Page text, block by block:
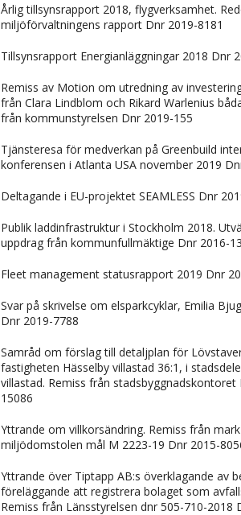
Årlig tillsynsrapport 2018, flygverksamhet.
miljöförvaltningens rapport Dnr 2019-8181
Tillsynsrapport Energianläggningar 2018 Dnr
Remiss av Motion om utredning av
från Clara Lindblom och Rikard Warlenius
från kommunstyrelsen Dnr 2019-155
Tjänsteresa för medverkan på Greenbuild
konferensen i Atlanta USA november 2019
Deltagande i EU-projektet SEAMLESS Dnr
Publik laddinfrastruktur i Stockholm 2018.
uppdrag från kommunfullmäktige Dnr 2016-
Fleet management statusrapport 2019 Dnr
Svar på skrivelse om elsparkcyklar, Emilia
Dnr 2019-7788
Samråd om förslag till detaljplan för
fastigheten Hässelby villastad 36:1, i
villastad. Remiss från stadsbyggnadskontoret
15086
Yttrande om villkorsändring. Remiss från
miljödomstolen mål M 2223-19 Dnr 2015-
Yttrande över Tiptapp AB:s överklagande av
föreläggande att registrera bolaget som
Remiss från Länsstyrelsen dnr 505-710-2018